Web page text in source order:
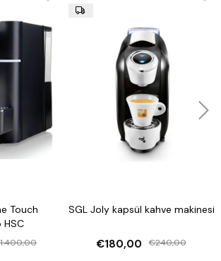
: Julia NP (Nespresso uyumlu)
: Julia LB (Lavazza Blue uyumlu)
: 102 x 355 x 240 mm
: 220-240V, 50-60Hz, 1300-1500W
ml
Modelleri
Blue Modeli
Touch
SGL Joly kapsül kahve makinesi
€180,00 €240,00